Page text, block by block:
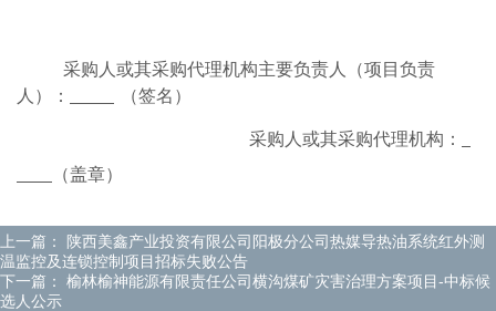
采购人或其采购代理机构主要负责人（项目负责
人）：
（签名）
采购人或其采购代理机构：
（盖章）
上一篇：
陕西美鑫产业投资有限公司阳极分公司热媒导热油系统红外测
温监控及连锁控制项目招标失败公告
下一篇： 榆林榆神能源有限责任公司横沟煤矿灾害治理方案项目-中标候
选人公示